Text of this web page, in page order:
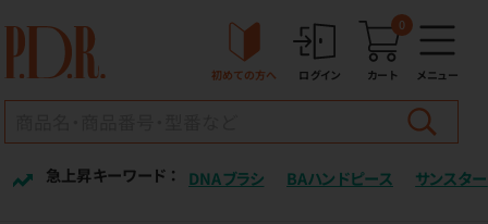
初めての方へ ログイン カート
0
メニュー
急上昇キーワード ： DNAブラシ BAハンドピース サンスター